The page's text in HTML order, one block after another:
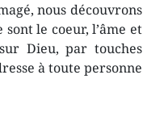
nous découvrons
le coeur, l’âme et
Dieu, par touches
à toute personne